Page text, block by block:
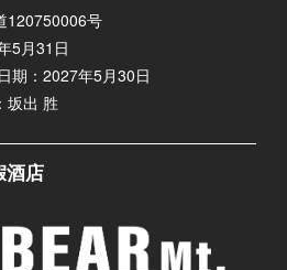
120750006号
5月31日
期：2027年5月30日
坂出 胜
酒店